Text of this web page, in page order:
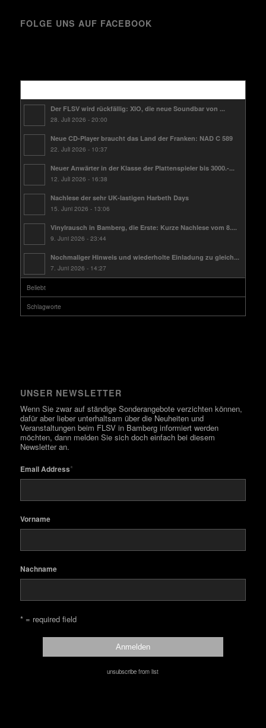
FOLGE UNS AUF FACEBOOK
Der FLSV wird rückfällig: XIO, die neue Soundbar von ...
28. Juli 2026 - 20:00
Neue CD-Player braucht das Land der Franken: NAD C 589
22. Juli 2026 - 10:37
Neuer Anwärter in der Klasse der Plattenspieler bis 3000.-...
12. Juli 2026 - 16:38
Nachlese der sehr UK-lastigen Harbeth Days
15. Juni 2026 - 13:06
Vinylrausch in Bamberg, die Erste: Kurze Nachlese vom 8....
9. Juni 2026 - 23:44
Nochmaliger Hinweis und wiederholte Einladung zu gleich...
7. Juni 2026 - 14:27
Beliebt
Schlagworte
UNSER NEWSLETTER
Wenn Sie zwar auf ständige Sonderangebote verzichten können,
dafür aber lieber unterhaltsam über die Neuheiten und
Veranstaltungen beim FLSV in Bamberg informiert werden
möchten, dann melden Sie sich doch einfach bei diesem
Newsletter an.
Email Address*
Vorname
Nachname
* = required field
unsubscribe from list